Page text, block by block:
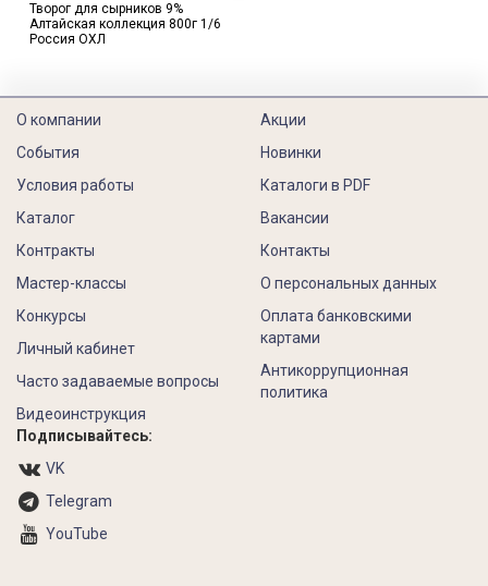
Творог для сырников 9%
Алтайская коллекция 800г 1/6
Россия ОХЛ
О компании
События
Условия работы
Каталог
Контракты
Акции
Новинки
Каталоги в PDF
Вакансии
Контакты
Мастер-классы
Конкурсы
Личный кабинет
Часто задаваемые вопросы
Видеоинструкция
О персональных данных
Оплата банковскими
картами
Антикоррупционная
политика
Подписывайтесь:
VK
Telegram
YouTube